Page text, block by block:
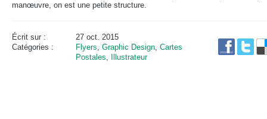
manœuvre, on est une petite structure.
Écrit sur :
27 oct. 2015
Catégories :
Flyers, Graphic Design, Cartes
Postales, Illustrateur